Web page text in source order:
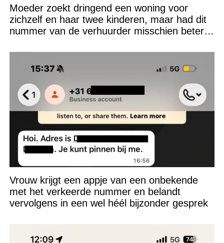
Moeder zoekt dringend een woning voor
zichzelf en haar twee kinderen, maar had dit
nummer van de verhuurder misschien beter
Vrouw krijgt een appje van een onbekende
met het verkeerde nummer en belandt
vervolgens in een wel héél bijzonder gesprek